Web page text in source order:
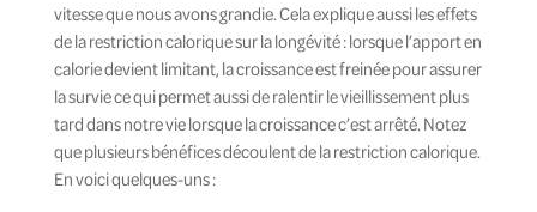
vitesse que nous avons grandie. Cela explique aussi les effets
de la restriction calorique sur la longévité : lorsque l’apport en
calorie devient limitant, la croissance est freinée pour assurer
la survie ce qui permet aussi de ralentir le vieillissement plus
tard dans notre vie lorsque la croissance c’est arrêté. Notez
que plusieurs bénéfices découlent de la restriction calorique.
En voici quelques-uns :